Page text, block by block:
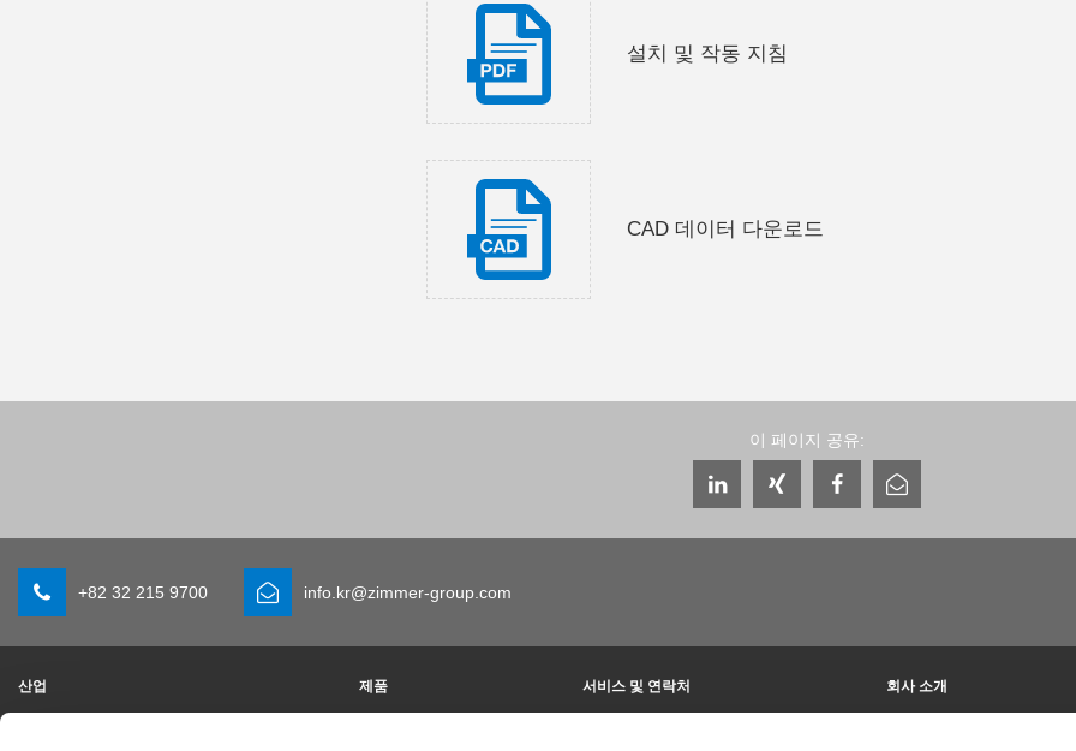
설치 및 작동 지침
CAD 데이터 다운로드
이 페이지 공유:
+82 32 215 9700 info.kr@zimmer-group.com
산업
모빌리티
제품
새 소식
서비스 및 연락처
글로벌 상담자
회사 소개
THE KNOW-HOW FACTORY